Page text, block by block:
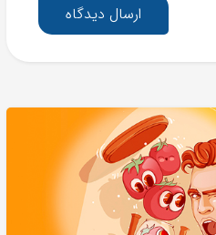
ارسال دیدگاه